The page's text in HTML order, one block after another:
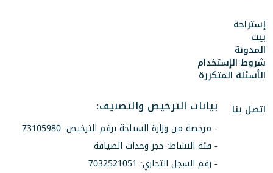
إستراحة
بيت
المدونة
شروط الإستخدام
الأسئلة المتكررة
اتصل بنا
بيانات الترخيص والتصنيف:
- مرخصة من وزارة السياحة برقم الترخيص: 73105980
- فئة النشاط: حجز وحدات الضيافة
- رقم السجل التجاري: 7032521051